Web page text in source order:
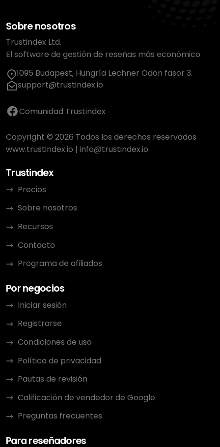
Sobre nosotros
Trustindex Ltd.
El software de gestión de reseñas más económico
1095 Budapest, Hungría Lechner Ödön fasor 3.
support@trustindex.io
Comunidad Trustindex
Copyright © 2026 Todos los derechos reservados
www.trustindex.io | info@trustindex.io
Trustindex
Precios
Sobre nosotros
Recursos
Contacto
Programa de afiliados
Por negocios
Iniciar sesión
Registrarse
Condiciones de uso
Política de privacidad
Pautas de revisión
Calificación de vendedor de Google
Preguntas frecuentes
Para reseñadores